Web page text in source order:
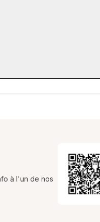
à l'un de nos